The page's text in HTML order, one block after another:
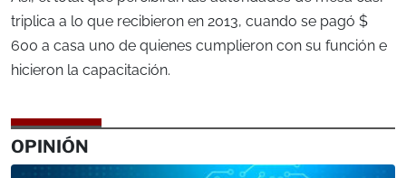
triplica a lo que recibieron en 2013, cuando se pagó $
600 a casa uno de quienes cumplieron con su función e
hicieron la capacitación.
OPINIÓN